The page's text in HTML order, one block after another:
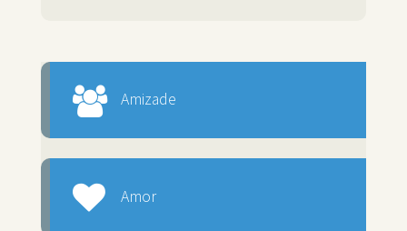
Amizade
Amor